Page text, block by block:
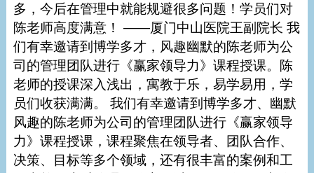
多，今后在管理中就能规避很多问题！学员们对
陈老师高度满意！ ——厦门中山医院王副院长 我
们有幸邀请到博学多才，风趣幽默的陈老师为公
司的管理团队进行《赢家领导力》课程授课。陈
老师的授课深入浅出，寓教于乐，易学易用，学
员们收获满满。 我们有幸邀请到博学多才、幽默
风趣的陈老师为公司的管理团队进行《赢家领导
力》课程授课，课程聚焦在领导者、团队合作、
决策、目标等多个领域，还有很丰富的案例和工